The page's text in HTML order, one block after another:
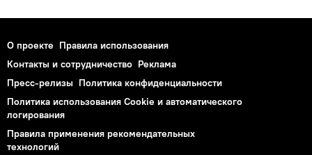
О проекте Правила использования
Контакты и сотрудничество Реклама
Пресс-релизы Политика конфиденциальности
Политика использования Cookie и автоматического
логирования
Правила применения рекомендательных
технологий